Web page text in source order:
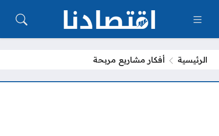
الرئيسية أفكار مشاريع مربحة